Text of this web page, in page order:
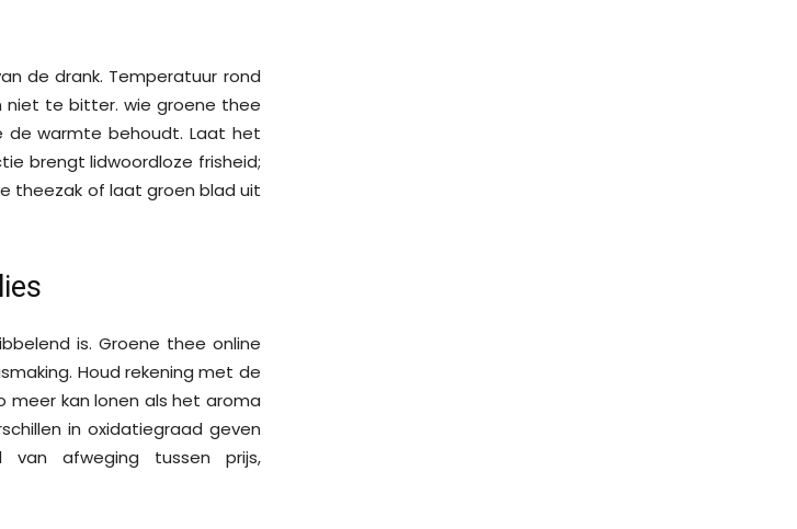
de drank. Temperatuur rond
niet te bitter. wie groene thee
de warmte behoudt. Laat het
brengt lidwoordloze frisheid;
theezak of laat groen blad uit
is. Groene thee online
Houd rekening met de
meer kan lonen als het aroma
in oxidatiegraad geven
afweging tussen prijs,